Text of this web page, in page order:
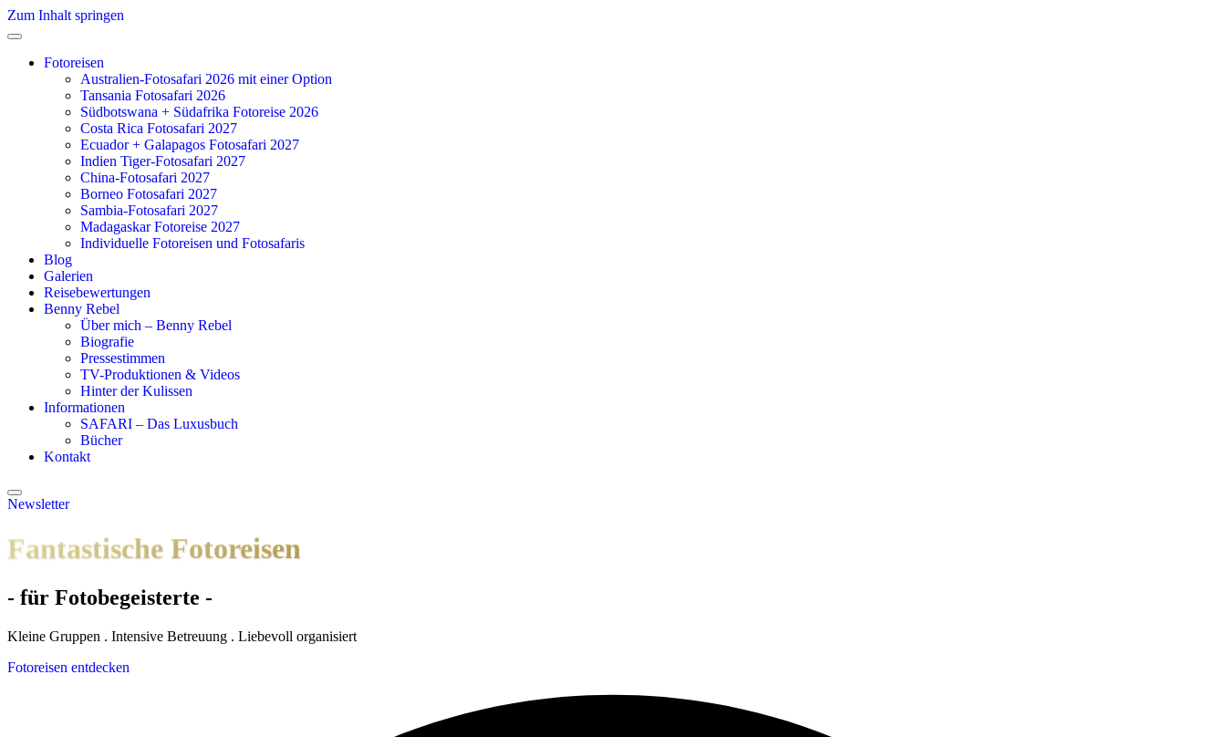
Zum Inhalt springen
Fotoreisen
Australien-Fotosafari 2026 mit einer Option
Tansania Fotosafari 2026
Südbotswana + Südafrika Fotoreise 2026
Costa Rica Fotosafari 2027
Ecuador + Galapagos Fotosafari 2027
Indien Tiger-Fotosafari 2027
China-Fotosafari 2027
Borneo Fotosafari 2027
Sambia-Fotosafari 2027
Madagaskar Fotoreise 2027
Individuelle Fotoreisen und Fotosafaris
Blog
Galerien
Reisebewertungen
Benny Rebel
Über mich – Benny Rebel
Biografie
Pressestimmen
TV-Produktionen & Videos
Hinter der Kulissen
Informationen
SAFARI – Das Luxusbuch
Bücher
Kontakt
Newsletter
Fantastische Fotoreisen
- für Fotobegeisterte -
Kleine Gruppen . Intensive Betreuung . Liebevoll organisiert
Fotoreisen entdecken